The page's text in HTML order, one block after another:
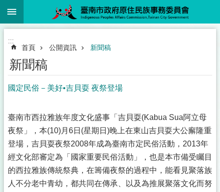
跳到主要內容區塊
:::
首頁 公開資訊 新聞稿
新聞稿
國定民俗－美好•吉貝耍 夜祭登場
臺南市西拉雅族年度文化盛事「吉貝耍(Kabua Sua阿立母
夜祭」，本(10)月6日(星期日)晚上在東山吉貝耍大公廨隆重
登場，吉貝耍夜祭2008年成為臺南市定民俗活動，2013年
經文化部審定為「國家重要民俗活動」，也是本市備受矚目
的西拉雅族傳統祭典，在籌備夜祭的過程中，能看見聚落族
人不分老中青幼，都共同在傳承、以及為推展聚落文化而努